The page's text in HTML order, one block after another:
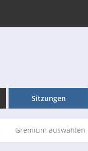
Sitzungen
Gremium auswählen